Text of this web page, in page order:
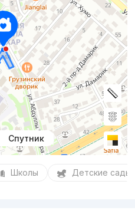
Спутник
Школы Детские сады